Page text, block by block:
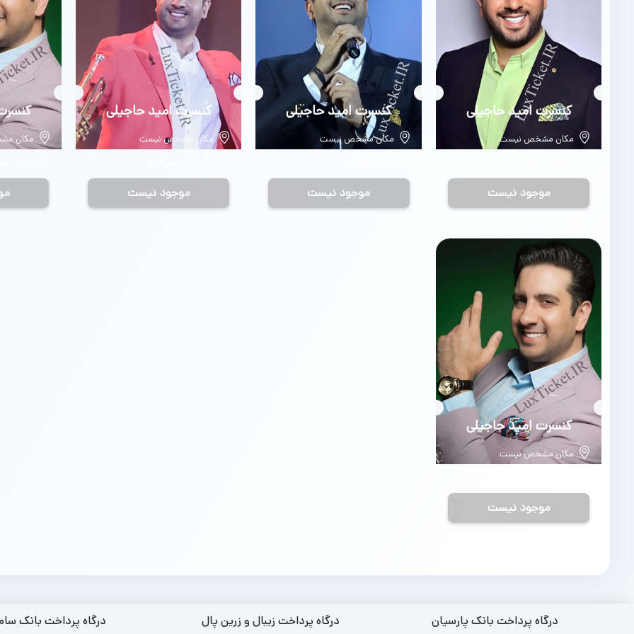
بلیط
کنسرت امید حاجیلی
مکان مشخص نیست
موجود نیست
بلیط
کنسرت امید حاجیلی
مکان مشخص نیست
موجود نیست
بلیط
کنسرت امید حاجیلی
مکان مشخص نیست
موجود نیست
بلیط
مکان
بلیط
کنسرت امید حاجیلی
مکان مشخص نیست
موجود نیست
درگاه پرداخت بانک پارسیان درگاه پرداخت زیبال و زرین پال درگاه پرداخت بانک